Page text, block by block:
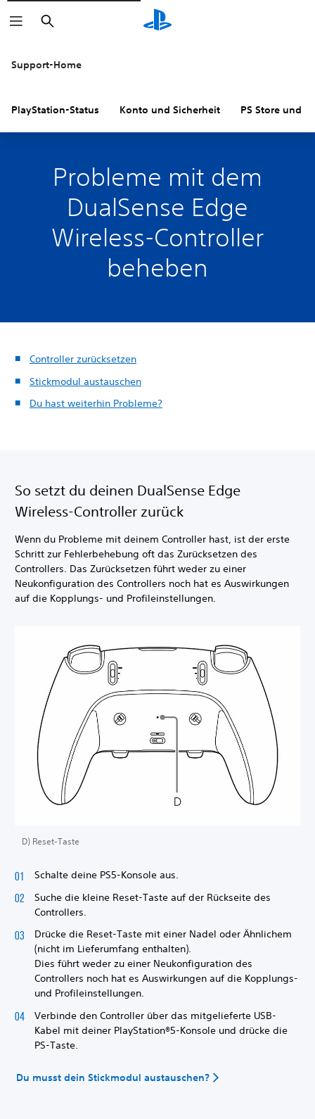
Suchen
Support-Home
PlayStation-Status Konto und Sicherheit PS Store und
Probleme mit dem
DualSense Edge
Wireless-Controller
beheben
Controller zurücksetzen
Stickmodul austauschen
Du hast weiterhin Probleme?
So setzt du deinen DualSense Edge
Wireless-Controller zurück
Wenn du Probleme mit deinem Controller hast, ist der erste
Schritt zur Fehlerbehebung oft das Zurücksetzen des
Controllers. Das Zurücksetzen führt weder zu einer
Neukonfiguration des Controllers noch hat es Auswirkungen
auf die Kopplungs- und Profileinstellungen.
D) Reset-Taste
Schalte deine PS5-Konsole aus.
Suche die kleine Reset-Taste auf der Rückseite des
Controllers.
Drücke die Reset-Taste mit einer Nadel oder Ähnlichem
(nicht im Lieferumfang enthalten).
Dies führt weder zu einer Neukonfiguration des
Controllers noch hat es Auswirkungen auf die Kopplungs-
und Profileinstellungen.
Verbinde den Controller über das mitgelieferte USB-
Kabel mit deiner PlayStation®5-Konsole und drücke die
PS-Taste.
Du musst dein Stickmodul austauschen?